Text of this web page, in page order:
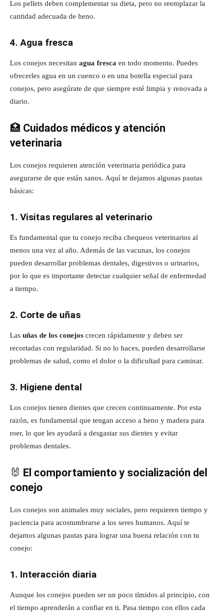
Los pellets deben complementar su dieta, pero no reemplazar la
cantidad adecuada de heno.
4. Agua fresca
Los conejos necesitan agua fresca en todo momento. Puedes
ofrecerles agua en un cuenco o en una botella especial para
conejos, pero asegúrate de que siempre esté limpia y renovada a
diario.
🏥 Cuidados médicos y atención
veterinaria
Los conejos requieren atención veterinaria periódica para
asegurarse de que están sanos. Aquí te dejamos algunas pautas
básicas:
1. Visitas regulares al veterinario
Es fundamental que tu conejo reciba chequeos veterinarios al
menos una vez al año. Además de las vacunas, los conejos
pueden desarrollar problemas dentales, digestivos o urinarios,
por lo que es importante detectar cualquier señal de enfermedad
a tiempo.
2. Corte de uñas
Las uñas de los conejos crecen rápidamente y deben ser
recortadas con regularidad. Si no lo haces, pueden desarrollarse
problemas de salud, como el dolor o la dificultad para caminar.
3. Higiene dental
Los conejos tienen dientes que crecen continuamente. Por esta
razón, es fundamental que tengan acceso a heno y madera para
roer, lo que les ayudará a desgastar sus dientes y evitar
problemas dentales.
🐰 El comportamiento y socialización del
conejo
Los conejos son animales muy sociales, pero requieren tiempo y
paciencia para acostumbrarse a los seres humanos. Aquí te
dejamos algunas pautas para lograr una buena relación con tu
conejo:
1. Interacción diaria
Aunque los conejos pueden ser un poco tímidos al principio, con
el tiempo aprenderán a confiar en ti. Pasa tiempo con ellos cada